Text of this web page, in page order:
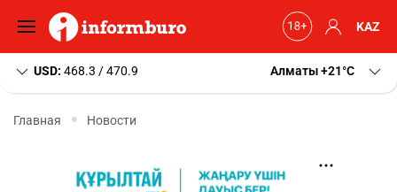
KAZ
USD: 468.3 / 470.9 Алматы+21 C
Главная Новости